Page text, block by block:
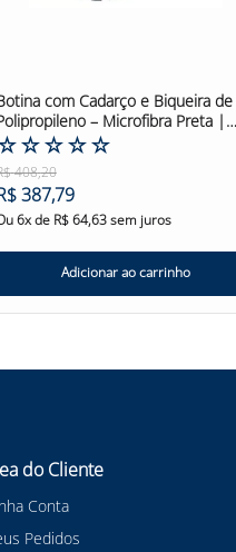
com Cadarço e Biqueira de
– Microfibra Preta |
☆☆☆☆
408,20
387,79
6x de R$64,63sem juros
Adicionar ao carrinho
do Cliente
Conta
Pedidos